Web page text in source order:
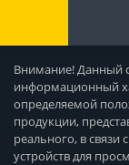
Внимание! Данный
информационный
определяемой
продукции,
реального, в
устройств для